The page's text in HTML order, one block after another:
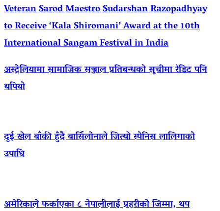
Veteran Sarod Maestro Sudarshan Razopadhyay
to Receive ‘Kala Shiromani’ Award at the 10th
International Sangam Festival in India
अस्ट्रेलियामा सामाजिक सञ्जाल प्रतिबन्धको सूचीमा रेडिट पनि
थपियो
दुई खेल बाँकी हुँदै बार्सिलोनाले जित्यो स्पेनिस लालिगाको
उपाधि
अमेरिकाले फर्काएका ८ नेपालीलाई प्रहरीको जिम्मा, थप